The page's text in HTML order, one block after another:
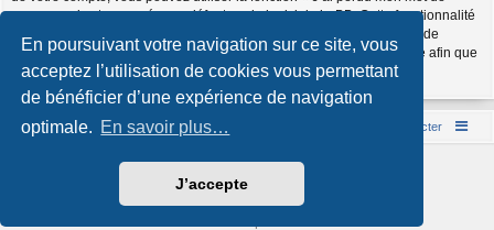
En poursuivant votre navigation sur ce site, vous
acceptez l’utilisation de cookies vous permettant
de bénéficier d’une expérience de navigation
optimale. En savoir plus…
J’accepte
passe » qui est proposée par défaut sur le logiciel phpBB. Cette fonctionnalité
vous demandera de spécifier votre nom d’utilisateur et votre adresse de
courriel et le logiciel phpBB générera alors un nouveau mot de passe afin que
vous puissiez reprendre le contrôle de votre compte.
Accueil du forum Nous contacter
Développé parphpBB® Forum Software © phpBB Limited
Style parArty- phpBB 3.3 par MrGaby
©